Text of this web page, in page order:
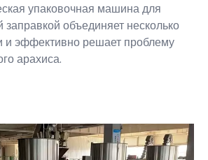
упаковочная машина для
заправкой объединяет несколько
и эффективно решает проблему
арахиса.